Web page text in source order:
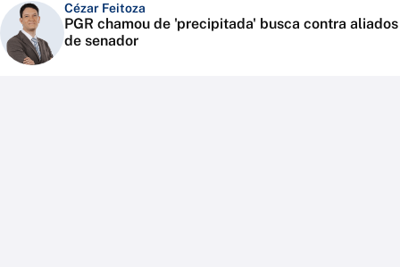
Cézar Feitoza
PGR chamou de 'precipitada' busca contra aliados
de senador